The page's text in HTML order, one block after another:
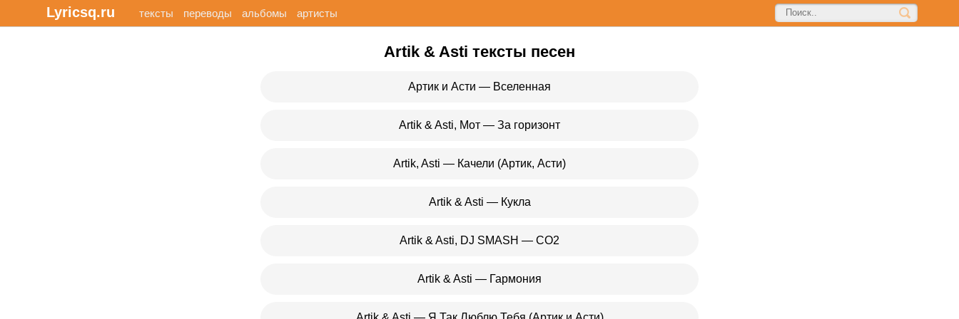
Lyricsq.ru тексты переводы альбомы артисты
Artik & Asti тексты песен
Артик и Асти — Вселенная
Artik & Asti, Мот — За горизонт
Artik, Asti — Качели (Артик, Асти)
Artik & Asti — Кукла
Artik & Asti, DJ SMASH — CO2
Artik & Asti — Гармония